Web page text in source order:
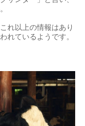
れ以上の情報はあり
れているようです。